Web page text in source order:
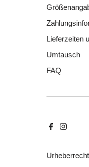
Lieferzeiten
Umtausch
FAQ